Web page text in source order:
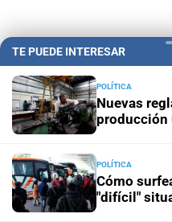
+Información
TE PUEDE INTERESAR
POLÍTICA
Nuevas
producción
POLÍTICA
Cómo
"difícil"